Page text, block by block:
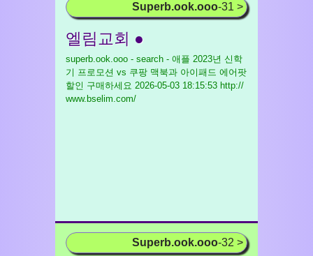
Superb.ook.ooo-31 >
엘림교회 ●
superb.ook.ooo - search - 애플 2023년 신학
기 프로모션 vs 쿠팡 맥북과 아이패드 에어팟
할인 구매하세요 2026-05-03 18:15:53 http://
www.bselim.com/
Superb.ook.ooo-32 >